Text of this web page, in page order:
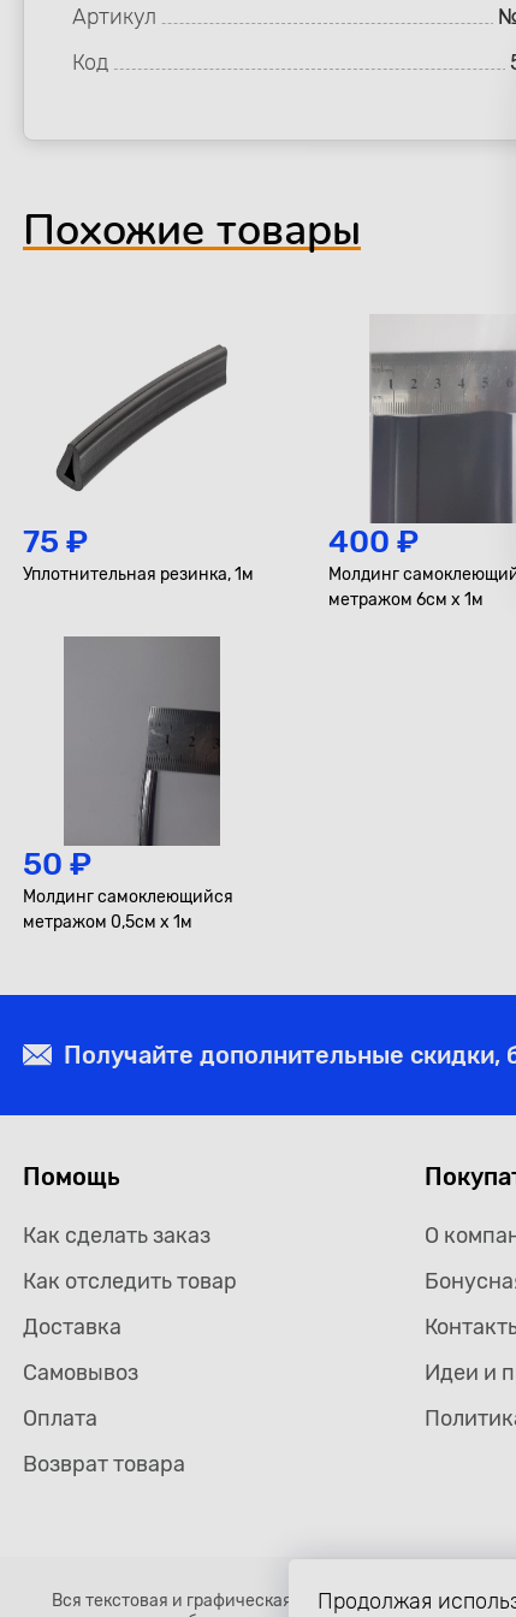
Артикул
Код
Похожие товары
75 ₽
Уплотнительная резинка, 1м
400 ₽
Молдинг
метражом 6см х 1м
50 ₽
Молдинг самоклеющийся
метражом 0,5см х 1м
Получайте дополнительные
Помощь
Как сделать заказ
Как отследить товар
Доставка
Самовывоз
Оплата
Возврат товара
О
Идеи и
Вся текстовая и графическая информация,
Продолжая